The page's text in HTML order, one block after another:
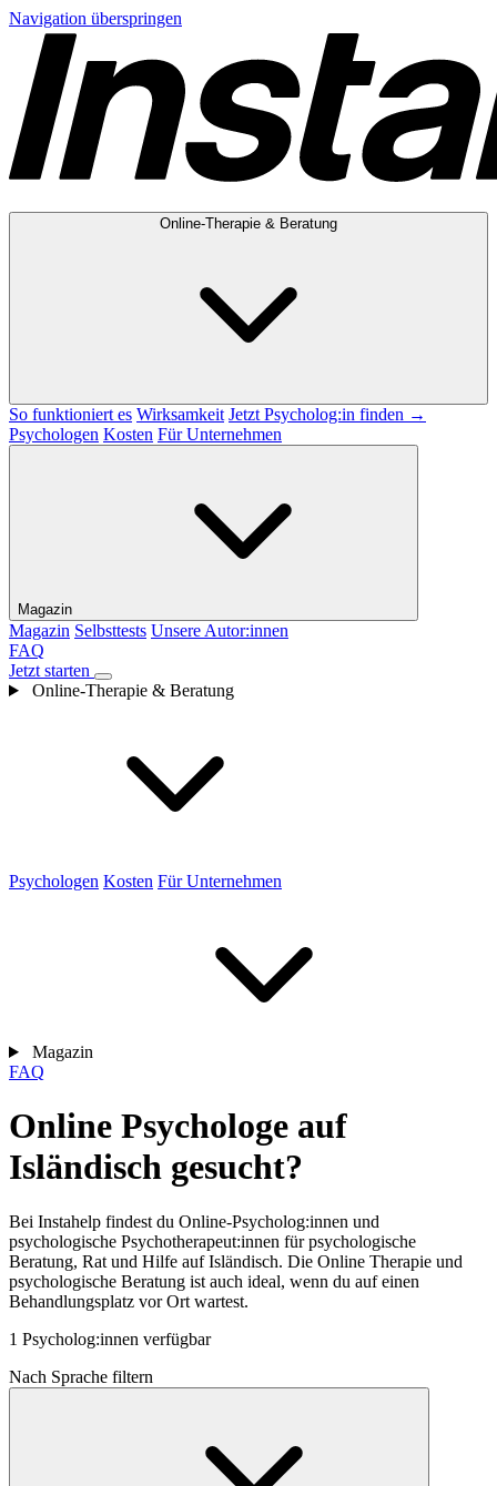
Navigation überspringen
Online-Therapie & Beratung
So funktioniert es Wirksamkeit Jetzt Psycholog:in finden →
Psychologen Kosten Für Unternehmen
Magazin
Magazin Selbsttests Unsere Autor:innen
FAQ
Jetzt starten
Online-Therapie & Beratung
Psychologen Kosten Für Unternehmen
Magazin
FAQ
Online Psychologe auf
Isländisch gesucht?
Bei Instahelp findest du Online-Psycholog:innen und
psychologische Psychotherapeut:innen für psychologische
Beratung, Rat und Hilfe auf Isländisch. Die Online Therapie und
psychologische Beratung ist auch ideal, wenn du auf einen
Behandlungsplatz vor Ort wartest.
1 Psycholog:innen verfügbar
Nach Sprache filtern